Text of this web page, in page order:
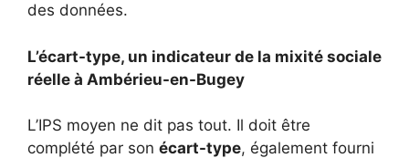
des données.
L’écart-type, un indicateur de la mixité sociale
réelle à Ambérieu-en-Bugey
L’IPS moyen ne dit pas tout. Il doit être
complété par son écart-type, également fourni